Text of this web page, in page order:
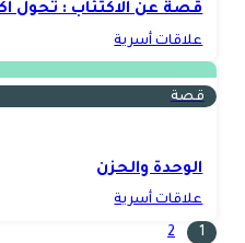
قصة عن الاكتئاب : تحول
علاقات أسرية
قصة
الوحدة والحزن
علاقات أسرية
1
2